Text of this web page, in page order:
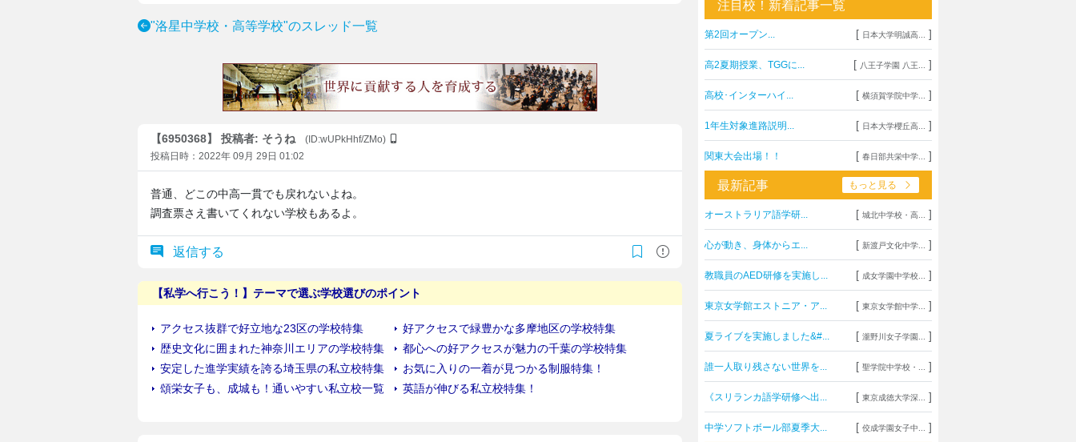
"洛星中学校・高等学校"のスレッド一覧
【6950368】 投稿者: そうね
(ID:wUPkHhf/ZMo)
投稿日時：2022年 09月 29日 01:02
普通、どこの中高一貫でも戻れないよね。
調査票さえ書いてくれない学校もあるよ。
返信する
注目校！新着記事一覧
第2回オープン... [ 日本大学明誠高... ]
高2夏期授業、TGGに... [ 八王子学園 八王... ]
高校･インターハイ... [ 横須賀学院中学... ]
1年生対象進路説明... [ 日本大学櫻丘高... ]
関東大会出場！！ [ 春日部共栄中学... ]
最新記事 もっと見る
オーストラリア語学研... [ 城北中学校・高... ]
心が動き、身体からエ... [ 新渡戸文化中学... ]
教職員のAED研修を実施し... [ 成女学園中学校... ]
東京女学館エストニア・ア... [ 東京女学館中学... ]
夏ライブを実施しました&#... [ 瀧野川女子学園... ]
誰一人取り残さない世界を... [ 聖学院中学校・... ]
《スリランカ語学研修へ出... [ 東京成徳大学深... ]
中学ソフトボール部夏季大... [ 佼成学園女子中... ]